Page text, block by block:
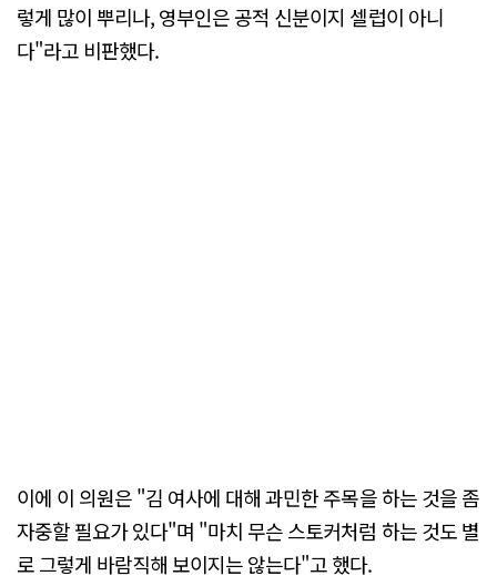
렇게 많이 뿌리나, 영부인은 공적 신분이지 셀럽이 아니
다"라고 비판했다.
이에 이 의원은 "김 여사에 대해 과민한 주목을 하는 것을 좀
자중할 필요가 있다"며 "마치 무슨 스토커처럼 하는 것도 별
로 그렇게 바람직해 보이지는 않는다"고 했다.